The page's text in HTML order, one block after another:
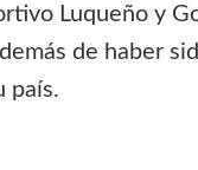
Luqueño y
de haber
país.